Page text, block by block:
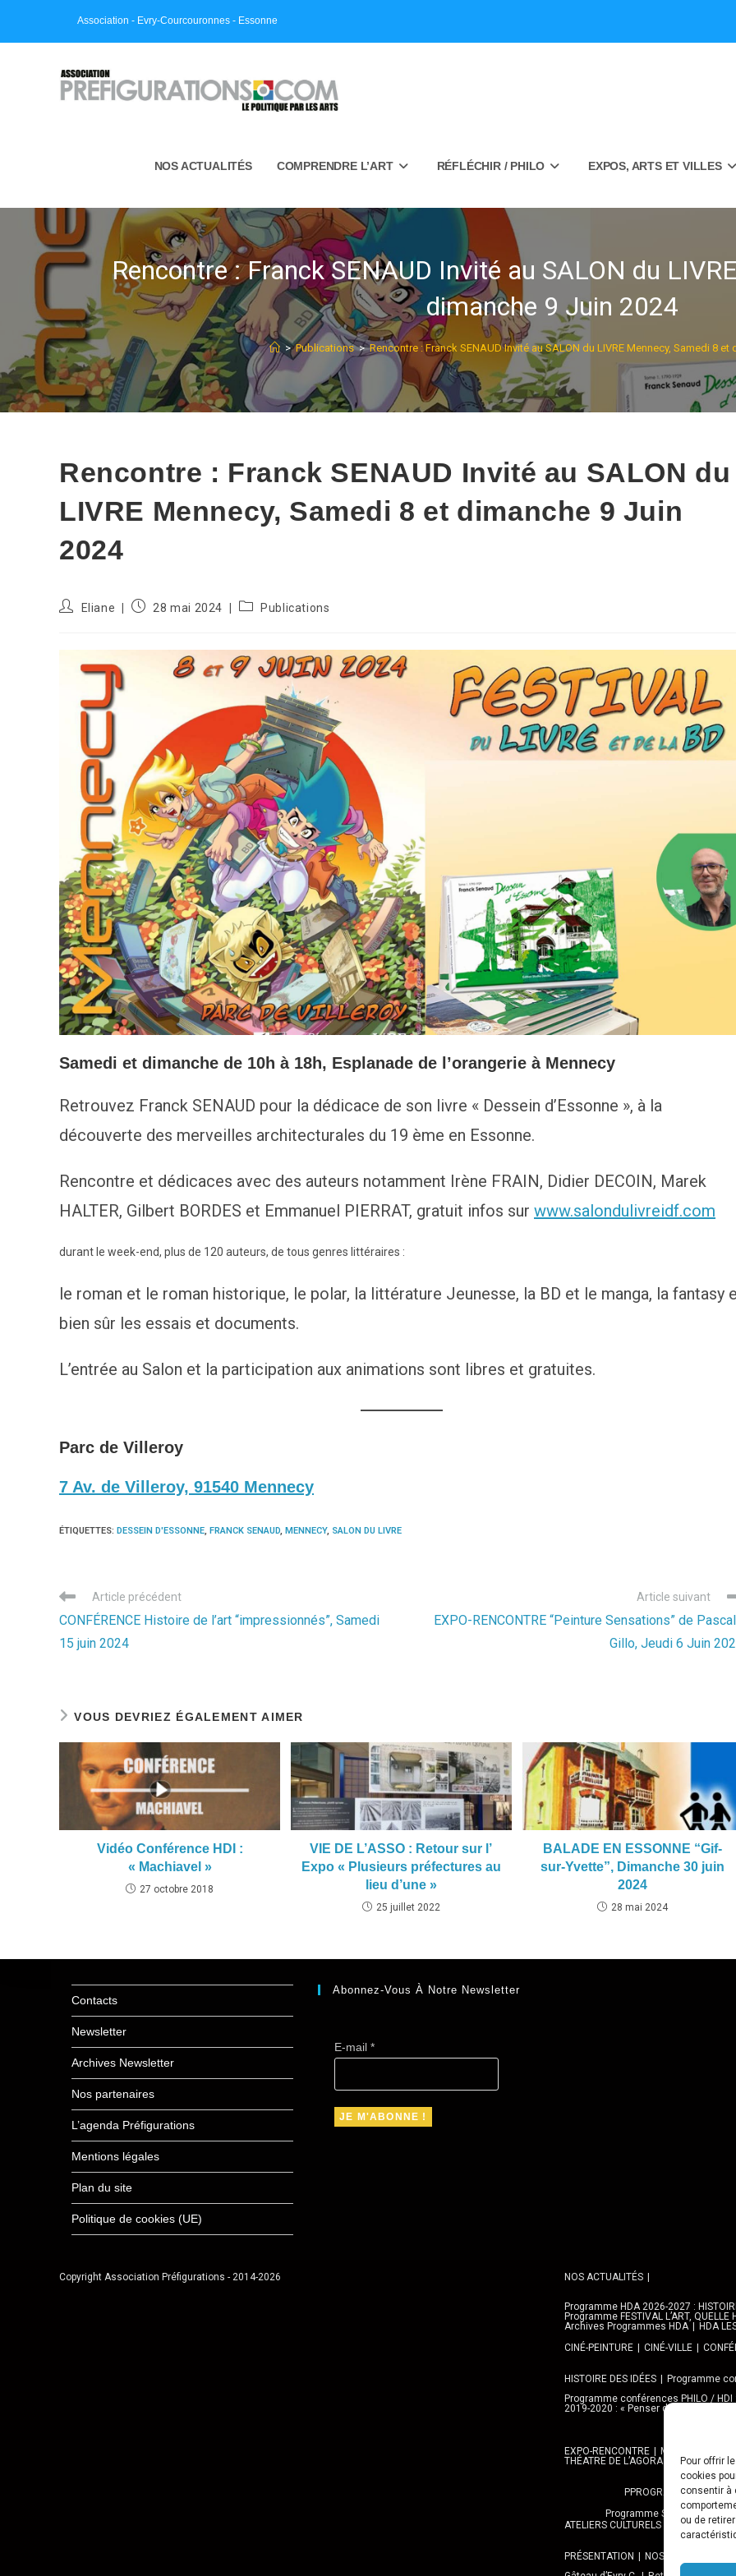
Pour offrir
cookies
consentir à
ou de
Association - Evry-Courcouronnes - Essonne
NOS ACTUALITÉS COMPRENDRE L’ART RÉFLÉCHIR / PHILO EXPOS, ARTS ET VILLES
Rencontre : Franck SENAUD Invité au SALON du
dimanche 9 Juin 2024
> Publications > Rencontre : Franck SENAUD Invité au SALON du LIVRE Mennecy, Samedi 8
Rencontre : Franck SENAUD Invité au SALON du
LIVRE Mennecy, Samedi 8 et dimanche 9 Juin
2024
Auteur/autrice
publication :
Eliane
Publication
28 mai 2024
PostPublications
Samedi et dimanche de 10h à 18h, Esplanade de l’orangerie à Mennecy
Retrouvez Franck SENAUD pour la dédicace de son livre « Dessein d’Essonne », à la
découverte des merveilles architecturales du 19 ème en Essonne.
Rencontre et dédicaces avec des auteurs notamment Irène FRAIN, Didier DECOIN, Marek
HALTER, Gilbert BORDES et Emmanuel PIERRAT, gratuit infos sur www.salondulivreidf.com
durant le week-end, plus de 120 auteurs, de tous genres littéraires :
le roman et le roman historique, le polar, la littérature Jeunesse, la BD et le manga, la fantasy
bien sûr les essais et documents.
L’entrée au Salon et la participation aux animations sont libres et gratuites.
Parc de Villeroy
7 Av. de Villeroy, 91540 Mennecy
ÉTIQUETTES: DESSEIN D'ESSONNE FRANCK SENAUD MENNECY, SALON DU LIVRE
Read
articles
Article précédent
CONFÉRENCE Histoire de l’art “impressionnés”, Samedi
15 juin 2024
Article suivant
EXPO-RENCONTRE “Peinture Sensations” de
Gillo, Jeudi 6 Juin
VOUS DEVRIEZ ÉGALEMENT AIMER
Vidéo Conférence HDI :
« Machiavel »
27 octobre 2018
VIE DE L’ASSO : Retour sur l’
Expo « Plusieurs préfectures au
lieu d’une »
25 juillet 2022
BALADE EN ESSONNE “Gif-
sur-Yvette”, Dimanche 30 juin
2024
28 mai 2024
Contacts
Newsletter
Archives Newsletter
Nos partenaires
L’agenda Préfigurations
Mentions légales
Plan du site
Politique de cookies (UE)
Abonnez-Vous À Notre Newsletter
E-mail *
NOS ACTUALITÉS
Programme HDA 2026-2027 :
Programme FESTIVAL L’ART,
Archives Programmes HDA
HDA
CINÉ-PEINTURE
CINÉ-VILLE
HISTOIRE DES IDÉES
Programme
Programme conférences PHILO / HDI
2019-2020 : « Penser demain » avec
EXPO-RENCONTRE
THÉATRE DE L’AGORA
GALERIE
PPROGRAMME DES
Programme SORTIES
ATELIERS CULTURELS
STREET ART
PRÉSENTATION
NOS PRESTATIONS
Copyright Association Préfigurations - 2014-2026